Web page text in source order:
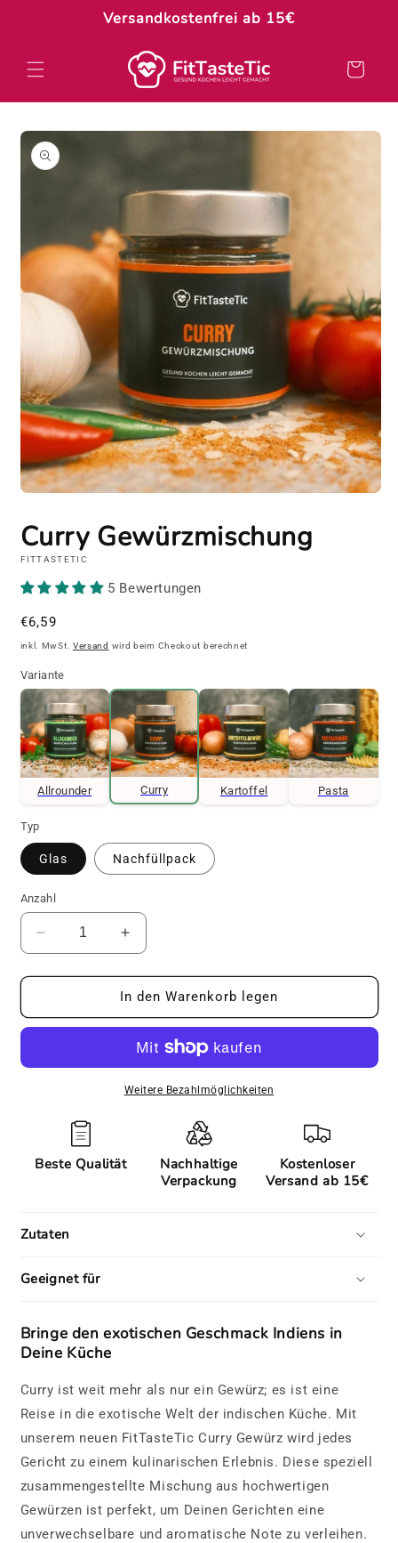
Versandkostenfrei ab 15€
Warenkorb
in
Modal
Curry Gewürzmischung
FITTASTETIC
5 Bewertungen
Normaler
Preis
€6,59
inkl. MwSt. Versand wird beim Checkout berechnet
Variante
Allrounder Curry Kartoffel Pasta
Typ
Glas Nachfüllpack
Anzahl
Verringere
die
Menge
Curry
Erhöhe
die
Menge
für
Curry
In den Warenkorb legen
Weitere Bezahlmöglichkeiten
Beste Qualität
Nachhaltige
Verpackung
Kostenloser
Versand ab 15€
Zutaten
Geeignet für
Bringe den exotischen Geschmack Indiens in
Deine Küche
Curry ist weit mehr als nur ein Gewürz; es ist eine
Reise in die exotische Welt der indischen Küche. Mit
unserem neuen FitTasteTic Curry Gewürz wird jedes
Gericht zu einem kulinarischen Erlebnis. Diese speziell
zusammengestellte Mischung aus hochwertigen
Gewürzen ist perfekt, um Deinen Gerichten eine
unverwechselbare und aromatische Note zu verleihen.